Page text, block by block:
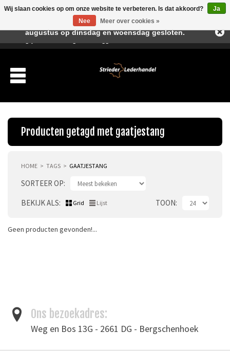
Producten getagd met gaatjestang
HOME TAGS GAATJESTANG
SORTEER OP
BEKIJK ALS
Grid Lijst TOON
Geen producten gevonden!...
Ons bezoekadres:
Weg en Bos 13G - 2661 DG - Bergschenhoek
Wij slaan cookies op om onze website te verbeteren. Is dat akkoord?
Ja
Nee
Meer over cookies »
Beste klant, I.v.m. de vakantieperiode zijn wij in juli en
augustus op dinsdag en woensdag gesloten.